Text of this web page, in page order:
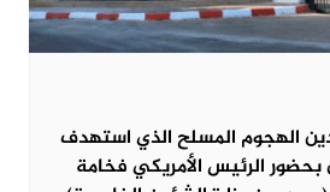
الهجوم المسلح الذي استهدف
الرئيس الأمريكي فخامة